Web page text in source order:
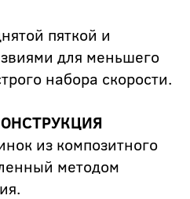
пяткой и
для меньшего
набора скорости.
из композитного
методом